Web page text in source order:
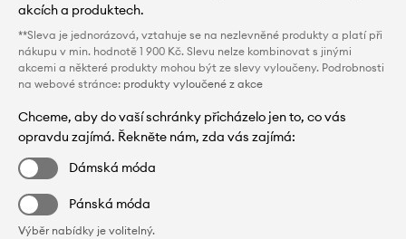
akcích a produktech.
**Sleva je jednorázová, vztahuje se na nezlevněné produkty a platí při
nákupu v min. hodnotě 1 900 Kč. Slevu nelze kombinovat s jinými
akcemi a některé produkty mohou být ze slevy vyloučeny. Podrobnosti
na webové stránce: produkty vyloučené z akce
Chceme, aby do vaší schránky přicházelo jen to, co vás
opravdu zajímá. Řekněte nám, zda vás zajímá:
Dámská móda
Pánská móda
Výběr nabídky je volitelný.